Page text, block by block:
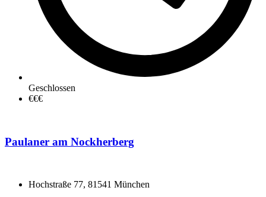
Geschlossen
€€€
Paulaner am Nockherberg
Hochstraße 77, 81541 München